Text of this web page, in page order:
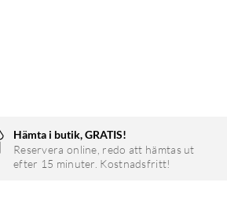
Hämta i butik, GRATIS!
Reservera online, redo att hämtas ut
efter 15 minuter. Kostnadsfritt!